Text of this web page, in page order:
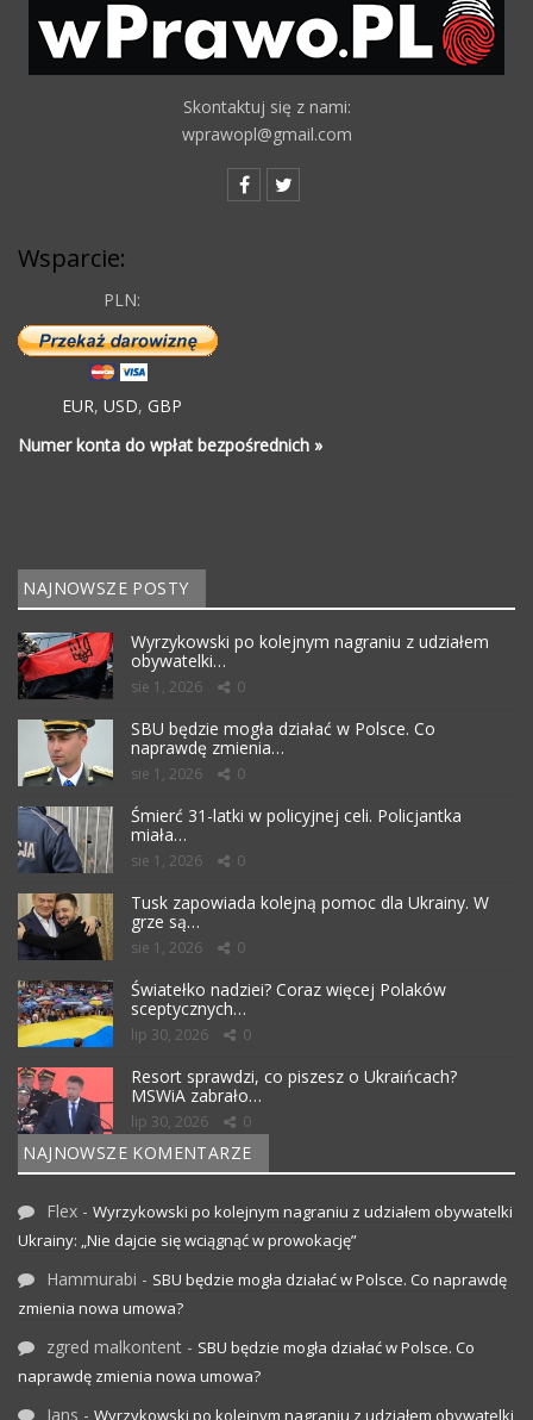
Skontaktuj się z nami:
wprawopl@gmail.com
Wsparcie:
PLN:
EUR, USD, GBP
Numer konta do wpłat bezpośrednich »
NAJNOWSZE POSTY
Wyrzykowski po kolejnym nagraniu z udziałem
obywatelki…
sie 1, 2026 0
SBU będzie mogła działać w Polsce. Co
naprawdę zmienia…
sie 1, 2026 0
Śmierć 31-latki w policyjnej celi. Policjantka
miała…
sie 1, 2026 0
Tusk zapowiada kolejną pomoc dla Ukrainy. W
grze są…
sie 1, 2026 0
Światełko nadziei? Coraz więcej Polaków
sceptycznych…
lip 30, 2026 0
Resort sprawdzi, co piszesz o Ukraińcach?
MSWiA zabrało…
lip 30, 2026 0
NAJNOWSZE KOMENTARZE
Flex - Wyrzykowski po kolejnym nagraniu z udziałem obywatelki
Ukrainy: „Nie dajcie się wciągnąć w prowokację”
Hammurabi - SBU będzie mogła działać w Polsce. Co naprawdę
zmienia nowa umowa?
zgred malkontent - SBU będzie mogła działać w Polsce. Co
naprawdę zmienia nowa umowa?
Jans - Wyrzykowski po kolejnym nagraniu z udziałem obywatelki